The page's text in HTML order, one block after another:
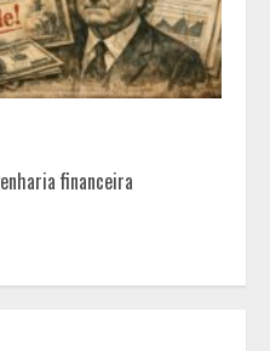
financeira
Feira e Festival da
Confeitaria Mineira
hoje: 18 horas na vida
sob vigilância